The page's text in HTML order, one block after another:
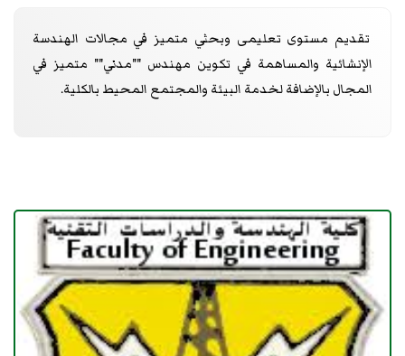
تقديم مستوى تعليمى وبحثي متميز في مجالات الهندسة
الإنشائية والمساهمة في تكوين مهندس ""مدني"" متميز في
المجال بالإضافة لخدمة البيئة والمجتمع المحيط بالكلية.